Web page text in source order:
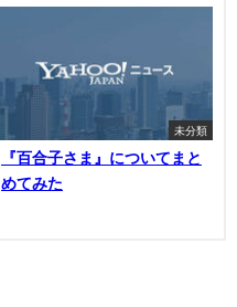
未分類
『百合子さま』についてまと
めてみた